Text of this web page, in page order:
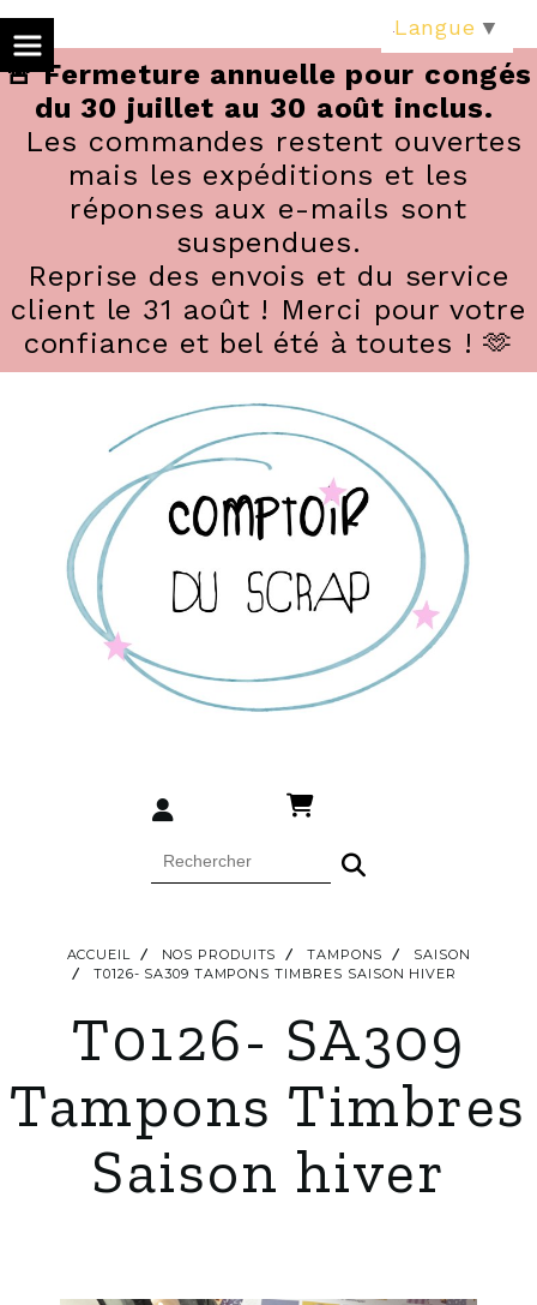
🚨 Fermeture annuelle pour congés
du 30 juillet au 30 août inclus.
Les commandes restent ouvertes
mais les expéditions et les
réponses aux e-mails sont
suspendues.
Reprise des envois et du service
client le 31 août ! Merci pour votre
confiance et bel été à toutes ! 🫶
ACCUEIL NOS PRODUITS TAMPONS
SAISON
T0126- SA309 TAMPONS TIMBRES SAISON HIVER
T0126- SA309
Tampons Timbres
Saison hiver
Langue ▼